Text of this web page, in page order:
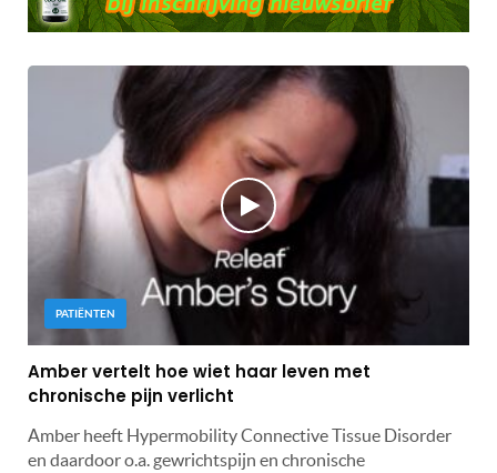
PATIËNTEN
Amber vertelt hoe wiet haar leven met
chronische pijn verlicht
Amber heeft Hypermobility Connective Tissue Disorder
en daardoor o.a. gewrichtspijn en chronische